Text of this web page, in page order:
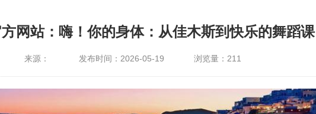
网站：嗨！你的身体：从佳木斯到快乐的舞蹈课
来源： 发布时间：2026-05-19 浏览量： 211